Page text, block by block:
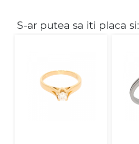
S-ar putea sa iti placa si: